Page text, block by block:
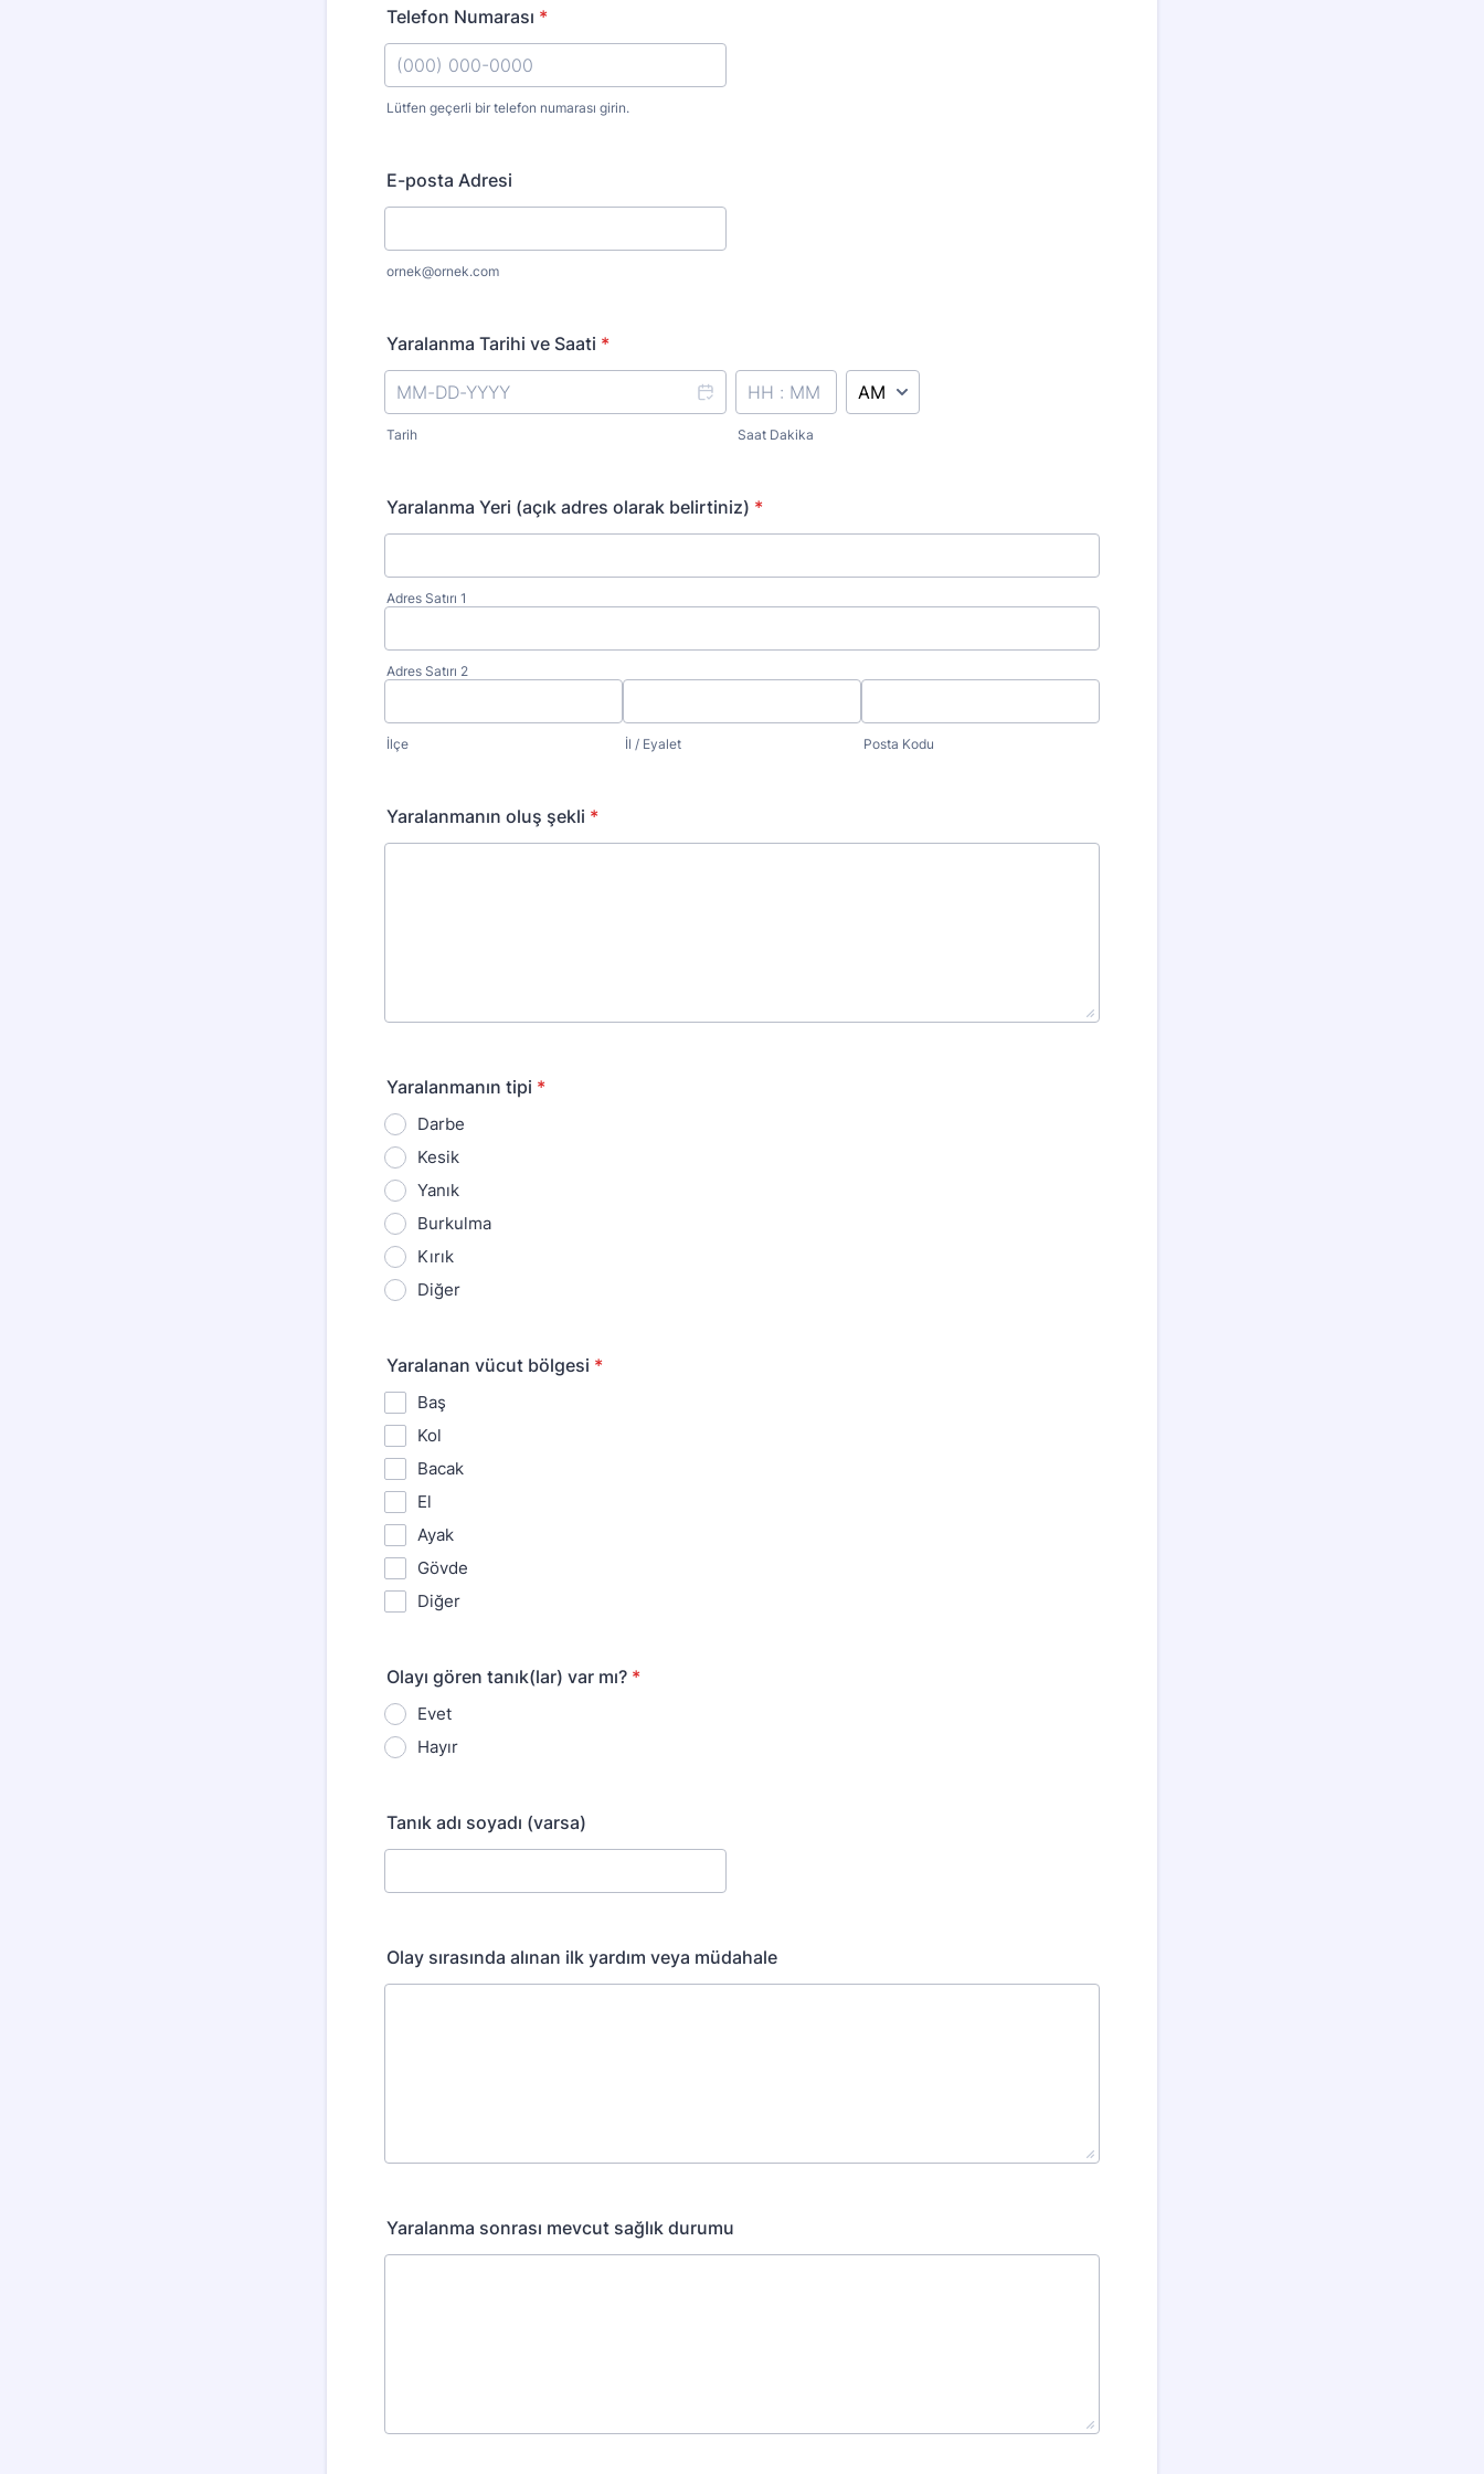
Telefon Numarası *
Lütfen geçerli bir telefon numarası girin.
E-posta Adresi
ornek@ornek.com
Yaralanma Tarihi ve Saati *
Tarih Saat Dakika
Yaralanma Yeri (açık adres olarak belirtiniz) *
Adres Satırı 1
Adres Satırı 2
İlçe İl / Eyalet Posta Kodu
Yaralanmanın oluş şekli *
Yaralanmanın tipi *
Darbe
Kesik
Yanık
Burkulma
Kırık
Diğer
Yaralanan vücut bölgesi *
Baş
Kol
Bacak
El
Ayak
Gövde
Diğer
Olayı gören tanık(lar) var mı? *
Evet
Hayır
Tanık adı soyadı (varsa)
Olay sırasında alınan ilk yardım veya müdahale
Yaralanma sonrası mevcut sağlık durumu